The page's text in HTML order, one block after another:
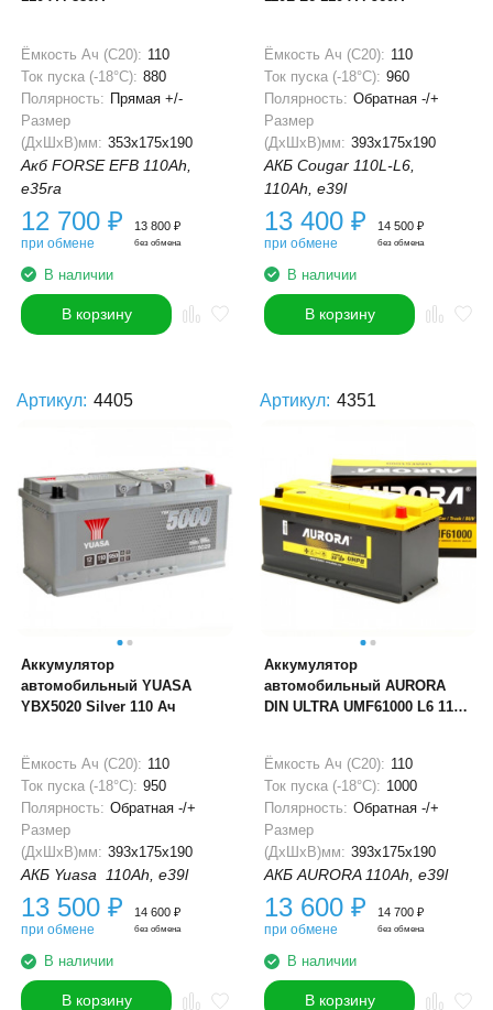
Ёмкость Ач (С20): 110
Ток пуска (-18°С): 880
Полярность: Прямая +/-
Размер
(ДхШхВ)мм: 353x175x190
Акб FORSE EFB 110Ah,
e35ra
12 700 ₽
при обмене
13 800 ₽
без обмена
В наличии
В корзину
Ёмкость Ач (С20): 110
Ток пуска (-18°С): 960
Полярность: Обратная -/+
Размер
(ДхШхВ)мм: 393x175x190
АКБ Cougar 110L-L6,
110Ah, e39l
13 400 ₽
при обмене
14 500 ₽
без обмена
В наличии
В корзину
Артикул: 4405
Аккумулятор
автомобильный YUASA
YBX5020 Silver 110 Ач
Ёмкость Ач (С20): 110
Ток пуска (-18°С): 950
Полярность: Обратная -/+
Размер
(ДхШхВ)мм: 393x175x190
АКБ Yuasa 110Ah, e39l
13 500 ₽
при обмене
14 600 ₽
без обмена
В наличии
В корзину
Артикул: 4351
Аккумулятор
автомобильный AURORA
DIN ULTRA UMF61000 L6 110
Ёмкость Ач (С20): 110
Ток пуска (-18°С): 1000
Полярность: Обратная -/+
Размер
(ДхШхВ)мм: 393x175x190
АКБ AURORA 110Ah, e39l
13 600 ₽
при обмене
14 700 ₽
без обмена
В наличии
В корзину